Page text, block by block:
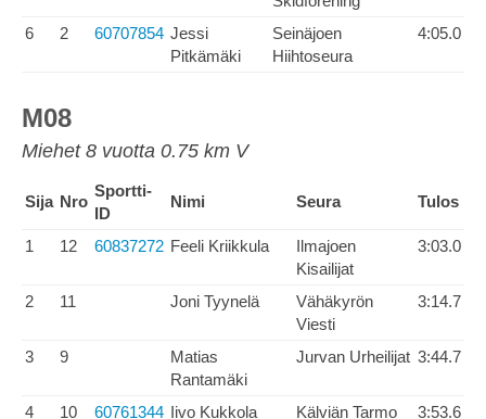
6 2 60707854 Jessi
Pitkämäki
Seinäjoen
Hiihtoseura
4:05.0
M08
Miehet 8 vuotta 0.75 km V
Sija Nro
Sportti-
ID
Nimi Seura Tulos
1 12 60837272 Feeli Kriikkula
Ilmajoen
Kisailijat
3:03.0
2 11 Joni Tyynelä
Vähäkyrön
Viesti
3:14.7
3 9
Matias
Rantamäki
Jurvan Urheilijat 3:44.7
4 10 60761344 Iivo Kukkola Kälviän Tarmo 3:53.6